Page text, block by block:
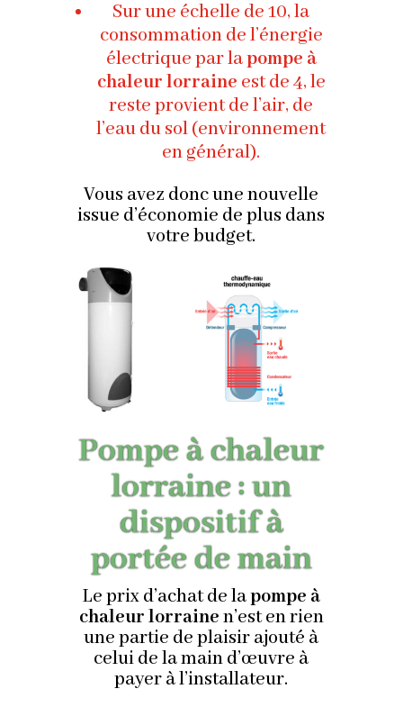
Sur une échelle de 10, la
consommation de l’énergie
électrique par lapompe à
chaleur lorraine est de 4, le
reste provient de l’air, de
l’eau du sol (environnement
en général).
Vous avez donc une nouvelle
issue d’économie de plus dans
votre budget.
Pompe à chaleur
lorraine : un
dispositif à
portée de main
Le prix d’achat de lapompe à
chaleur lorraine n’est en rien
une partie de plaisir ajouté à
celui de la main d’œuvre à
payer à l’installateur.